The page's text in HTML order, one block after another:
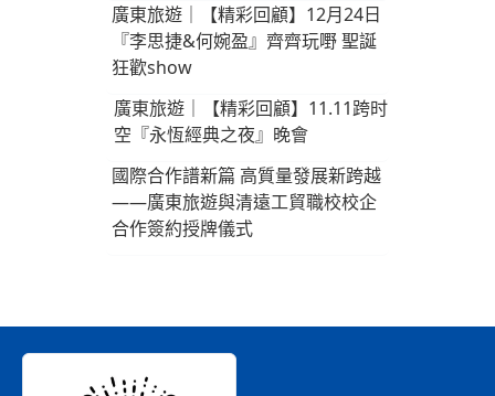
廣東旅遊｜【精彩回顧】12月24日
『李思捷&何婉盈』齊齊玩嘢 聖誕
狂歡show
廣東旅遊｜【精彩回顧】11.11跨时
空『永恆經典之夜』晚會
國際合作譜新篇 高質量發展新跨越
——廣東旅遊與清遠工貿職校校企
合作簽約授牌儀式